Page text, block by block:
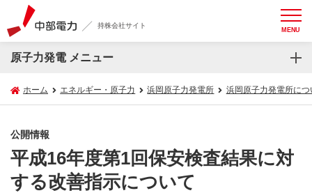
持株会社サイト MENU
原子力発電 メニュー
ホーム エネルギー・原子力 浜岡原子力発電所 浜岡原子力発電所につ
公開情報
平成16年度第1回保安検査結果に対
する改善指示について